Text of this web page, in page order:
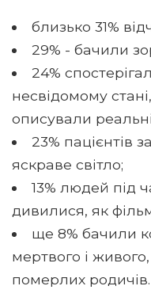
близько 31%
29% - бачили
24%
несвідомому
описували
23% пацієнтів
яскраве світло;
13% людей під
дивилися, як
ще 8% бачили
мертвого і
померлих родичів.